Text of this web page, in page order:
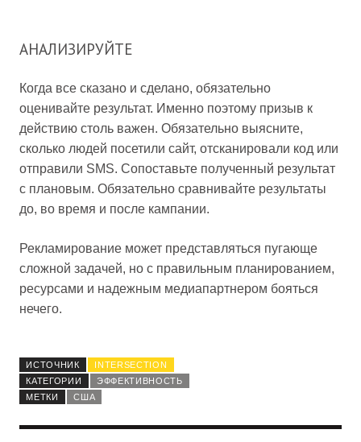
АНАЛИЗИРУЙТЕ
Когда все сказано и сделано, обязательно
оценивайте результат. Именно поэтому призыв к
действию столь важен. Обязательно выясните,
сколько людей посетили сайт, отсканировали код или
отправили SMS. Сопоставьте полученный результат
с плановым. Обязательно сравнивайте результаты
до, во время и после кампании.
Рекламирование может представляться пугающе
сложной задачей, но с правильным планированием,
ресурсами и надежным медиапартнером бояться
нечего.
ИСТОЧНИК
INTERSECTION
КАТЕГОРИИ
ЭФФЕКТИВНОСТЬ
МЕТКИ
США